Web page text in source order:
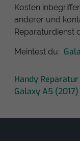
Kosten
anderer und
Reparaturdienst
Meintest du:
Handy Reparatur
Galaxy A5 (2017)